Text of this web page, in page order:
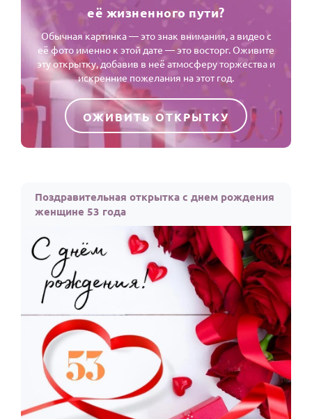
её жизненного пути?
Обычная картинка — это знак внимания, а видео с
её фото именно к этой дате — это восторг. Оживите
эту открытку, добавив в неё атмосферу торжества и
искренние пожелания на этот год.
ОЖИВИТЬ ОТКРЫТКУ
Поздравительная открытка с днем рождения
женщине 53 года